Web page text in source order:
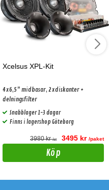
Xcelsus XPL-Kit
4x6,5" midbasar, 2xdiskanter +
delningsfilter
Snabblager 1-3 dagar
Finns i lagershop Göteborg
3980 kr/st 3495 kr /paket
Köp